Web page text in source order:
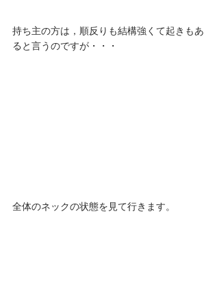
持ち主の方は，順反りも結構強くて起きもあ
ると言うのですが・・・
全体のネックの状態を見て行きます。